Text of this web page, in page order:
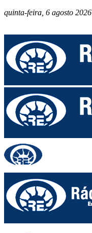
quinta-feira, 6 agosto 2026